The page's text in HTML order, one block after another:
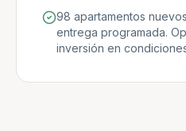
98 apartamentos
entrega programada.
inversión en